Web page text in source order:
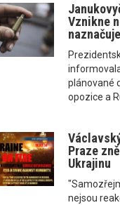
Vznikne
plánované
opozice a
Praze
Ukrajinu
nejsou